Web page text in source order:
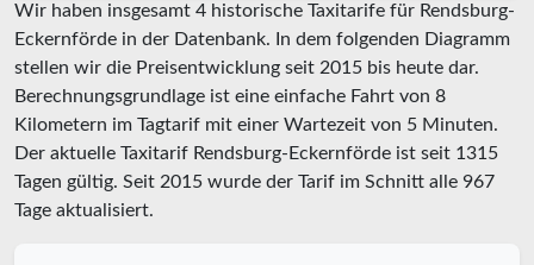
Wir haben insgesamt 4 historische Taxitarife für Rendsburg-
Eckernförde in der Datenbank. In dem folgenden Diagramm
stellen wir die Preisentwicklung seit 2015 bis heute dar.
Berechnungsgrundlage ist eine einfache Fahrt von 8
Kilometern im Tagtarif mit einer Wartezeit von 5 Minuten.
Der aktuelle Taxitarif Rendsburg-Eckernförde ist seit 1315
Tagen gültig. Seit 2015 wurde der Tarif im Schnitt alle 967
Tage aktualisiert.